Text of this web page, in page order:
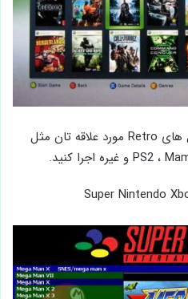
شبیه ساز ها را برای کنسول های Retro مورد علاقه تان مثل